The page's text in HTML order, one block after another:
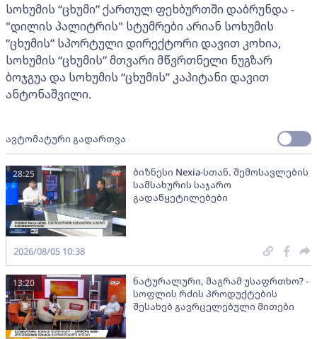
სოხუმის “ცხუმი” ქართულ ფეხბურთში დაბრუნდა -
"დილის პალიტრის" სტუმრები არიან სოხუმის
“ცხუმის” სპორტული დირექტორი დავით კოხია,
სოხუმის “ცხუმის” მთვარი მწვრთნელი ნუგზარ
ბოჯგუა და სოხუმის “ცხუმის” კაპიტანი დავით
ანტონაშვილი.
ავტომატური გადართვა
ბიზნესი Nexia-სთან. შემოსავლების
სამსახურის საჯარო
გადაწყეტილებები
28:25
2026/08/05 10:38
ნატურალური, მაგრამ უსაფრთხო? -
სოფლის რძის პროდუქტების
შესახებ გავრცელებული მითები
13:20